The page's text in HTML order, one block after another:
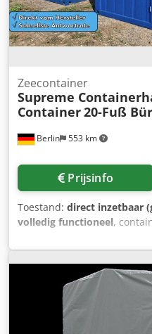
Berlin 553 km
Zeecontainer
Supreme
Container20-Fuß
Prijsinfo
Toestand: direct inzetbaar
volledig functioneel,
Kantoorcontainer |
XXX Te koop aangeboden
(single-/duo-/trio-)
afhalen ‘vrachtvrij opgezet
zijn, afhankelijk van de
toepassingen. Of het nu
vergaderruimte,